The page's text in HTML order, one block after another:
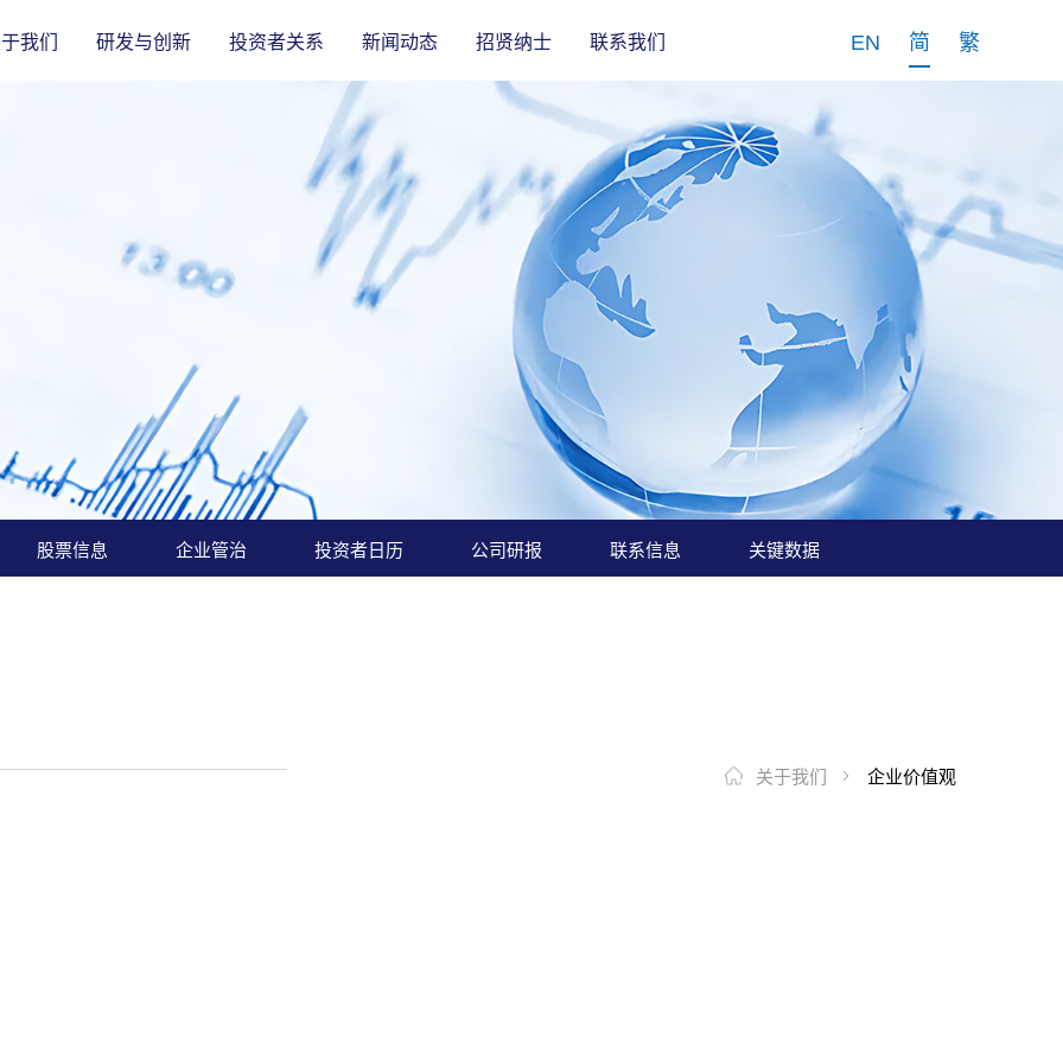
我们 研发与创新 投资者关系 新闻动态 招贤纳士 联系我们 EN 简 繁
股票信息 企业管治 投资者日历 公司研报 联系信息 关键数据
关于我们 企业价值观